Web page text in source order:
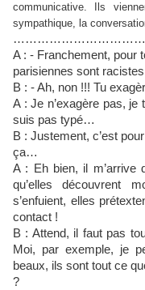
communicative. Ils
sympathique, la
A : - Franchement, pour
parisiennes sont
B : - Ah, non !!! Tu
A : Je n’exagère pas, je
suis pas typé…
B : Justement, c’est
ça…
A : Eh bien, il m’arrive
qu’elles découvrent
s’enfuient, elles
contact !
B : Attend, il faut pas
Moi, par exemple, je
beaux, ils sont tout ce
?